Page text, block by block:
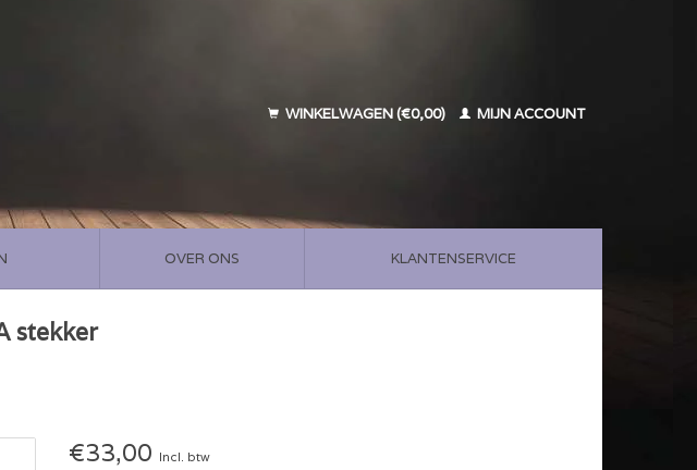
WINKELWAGEN (€0,00) MIJN ACCOUNT
OVER ONS KLANTENSERVICE
stekker
€33,00 Incl. btw